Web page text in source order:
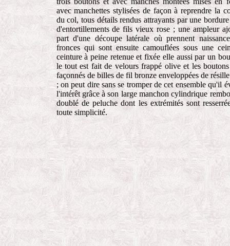
avec manchettes stylisées de façon à reprendre la
du col, tous détails rendus attrayants par une
d'entortillements de fils vieux rose ; une ampleur
part d'une découpe latérale où prennent
fronces qui sont ensuite camouflées sous une
ceinture à peine retenue et fixée elle aussi par un
le tout est fait de velours frappé olive et les
façonnés de billes de fil bronze enveloppées de
; on peut dire sans se tromper de cet ensemble qu'il
l'intérêt grâce à son large manchon cylindrique
doublé de peluche dont les extrémités sont
toute simplicité.